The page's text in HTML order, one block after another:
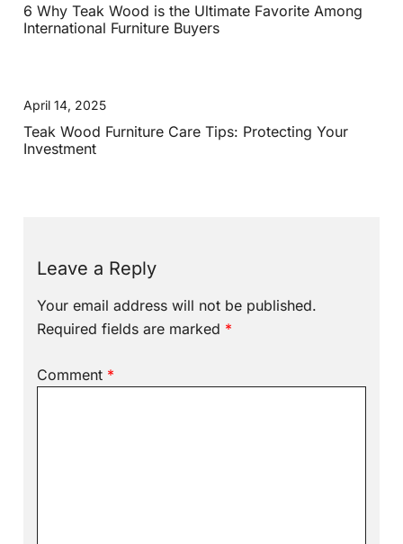
6 Why Teak Wood is the Ultimate Favorite Among
International Furniture Buyers
April 14, 2025
Teak Wood Furniture Care Tips: Protecting Your
Investment
Leave a Reply
Your email address will not be published.
Required fields are marked *
Comment *